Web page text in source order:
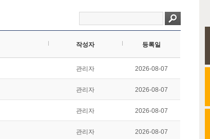
작성자 등록일
관리자 2026-08-07
관리자 2026-08-07
관리자 2026-08-07
관리자 2026-08-07